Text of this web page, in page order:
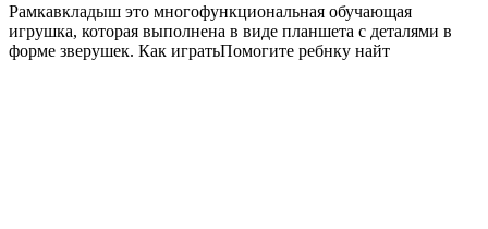
Рамкавкладыш это многофункциональная обучающая
игрушка, которая выполнена в виде планшета с деталями в
форме зверушек. Как игратьПомогите ребнку найт